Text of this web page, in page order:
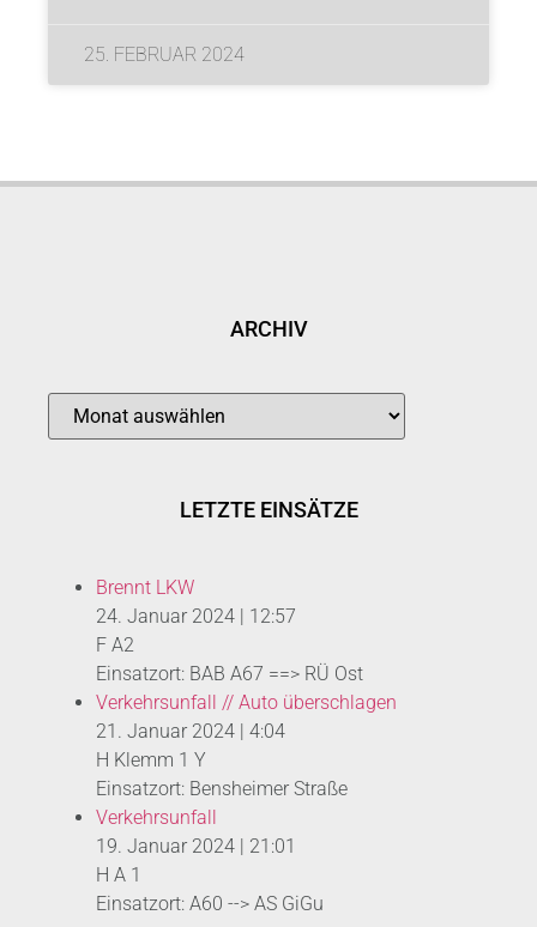
25. FEBRUAR 2024
ARCHIV
LETZTE EINSÄTZE
Brennt LKW
24. Januar 2024 | 12:57
F A2
Einsatzort: BAB A67 ==> RÜ Ost
Verkehrsunfall // Auto überschlagen
21. Januar 2024 | 4:04
H Klemm 1 Y
Einsatzort: Bensheimer Straße
Verkehrsunfall
19. Januar 2024 | 21:01
H A 1
Einsatzort: A60 --> AS GiGu